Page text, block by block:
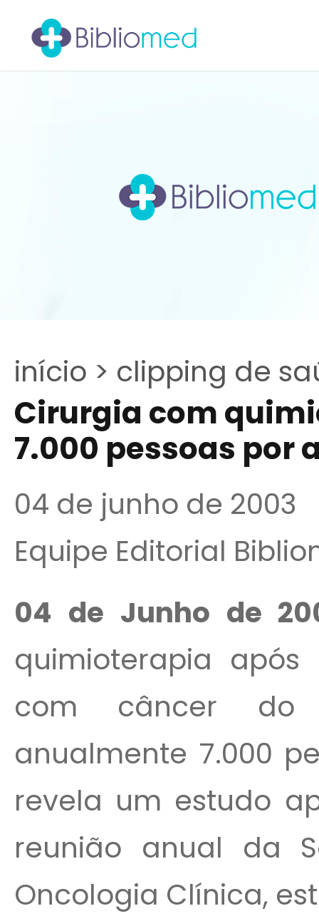
início > clipping de
Cirurgia com
7.000 pessoas por
04 de junho de 2003
Equipe Editorial
04 de Junho de
quimioterapia
com câncer do
anualmente 7.000
revela um estudo
reunião anual da
Oncologia Clínica,